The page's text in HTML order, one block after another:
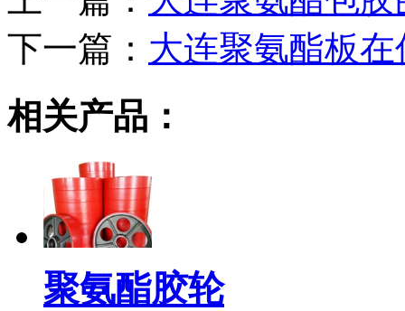
下一篇： 大连聚氨酯板
相关产品：
聚氨酯胶轮